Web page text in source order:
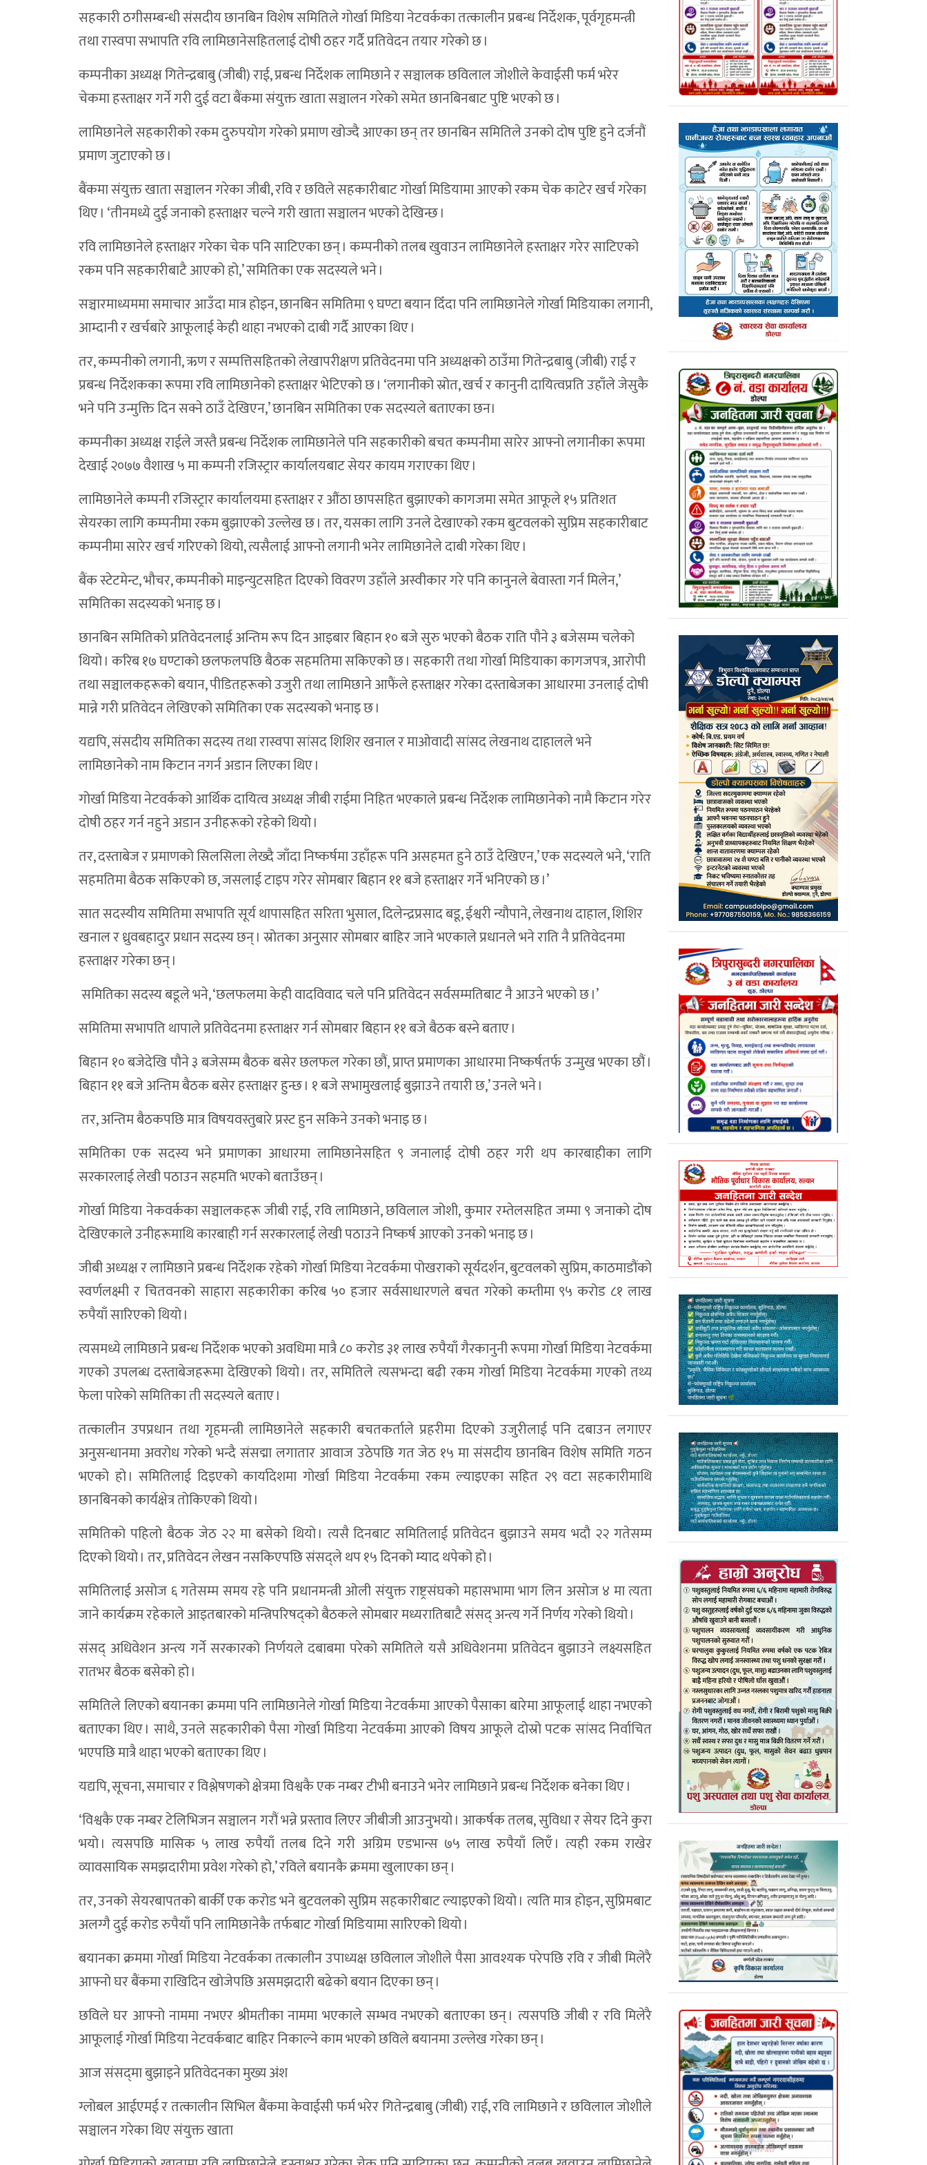
विद्यालयबाट हिँडेका बालक घर पुग्न सकेनन्, भेरी करिडोरमा मृत फेला
भेरी करिडोर डोल्पामै राख्न नेकपाको अल्टिमेटम:भ्रष्टाचार,महँगी र बेथितिविरुद्ध गर्जन
कक्षाकोठामा प्रविधिको पहुँच बढाउँदै त्रिपुरासुन्दरी, विद्यालयलाई ICT सामग्री वितरण
डोल्पामा खैरो हेरोइन जस्ताे देखिने पदार्थ र ६२ हजार ५ सय नगद सहित दुई जना पक्राउ
डाेल्पाकाे करबगाडमा फाइबर काटिँदा तीन दिन देखि टेलिकम सेवा प्रभावित
डोल्पामा बालविवाह रोकथामका लागि १२ बुँदे प्रतिबद्धता
आम्दानीले खर्च धान्न नसकेपछि छलगाड लघुजलविद्युत् वडाले सम्हाल्ने
कान्छीबजारमा ट्राफिक चेकजाँच :चालक–यात्रुलाई सचेतना
भेरी करिडोरको सडक पहिरो हटाएपछि सञ्चालनमा
भेरी करिडोरमा सुख्खा पहिरो, दुवैतर्फको यातायात ठप्प
५५ लाख ९० हजार नगद बरामद प्रकरण : स्रोत खुलेपछि यार्चा कारोबारी हाजिर जमानीमा रिहा
डोल्पोबुद्धमा स्वास्थ्य सेवाको ऐतिहासिक छलाङ : धोमा पहिलो संस्थागत सुत्केरी
एमाले डोल्पामा जिम्मेवारी हेरफेर : उपाध्यक्षमा नरबहादुर बुढा
डोल्पाको दुनैमा दोस्रो पर्यटन तथा सांस्कृतिक महोत्सव सुरु
एमाले डोल्पाका सचिवालय सदस्य टेक शाहीद्वारा पार्टीका सबै जिम्मेवारीबाट राजीनामा
नागरिकले सुरक्षा अनुभूति गर्ने वातावरण बनाउन नागरिक समाज डाेल्पाकाे आग्रह
डोल्पाको पर्यटन र स्थानीय उत्पादनको ‘ब्रान्डिङ’ गर्न दोस्रो पर्यटन तथा सांस्कृतिक महोत्सव
भेरी करिडोरमा पहिरोको कहर:सडक अवरुद्ध,यात्रु अलपत्र,आयाेजना प्रमुख सम्पर्क विहिन
ठूलीभेरीमा डिजिटल प्रणाली:अब हाजिरीमा औँठाछाप, सेवाप्रवाहमा जवाफदेहिता
डोल्पाको दुर्गम मुड्केचुलामा गाउँ प्रहरी भर्ना, चार जना नियुक्तिका लागि सिफारिस
त्रिपुरासुन्दरी–३ को वडासभा सम्पन्न : खुला बहसबाट योजना छनोट तथा बजेट विनियोजन
रंगमानको सामुदायिक वनमा बेवारिसे एकनाले भरुवा बन्दुक फेला
कर्णालीमा साउने संक्रान्ति पर्व २०८३ सम्पन्न
दुनैको मुहार फेर्न १५ करोडको योजना, मन्त्री बुढाद्वारा शिलान्यास
त्रिपुराकोटमा ५५ लाखसहित पक्राउ परेकामाथि अनुसन्धान गर्न ५ दिनको म्याद
डाेल्पा काइकेमा गुम्बातारा–कोलाताचिन–सहरतारा–तुपतारा सडक निर्माणको शिलान्यास
डोल्पामा स्रोत नखुलेको ५५ लाख ९० हजारसहित पक्राउ परेका दुई जनाको परिचय खुल्यो
डाेल्पा त्रिपुराकाेटबाट ५५ लाख रुपैयाँसहित दुई जना प्रहरी नियन्त्रणमा,स्राेतबारे अनुसन्धान जारी
डाेल्पा दुनै जाेड्ने भेरीनदिमाथि सहित भेरी करिडोरका १३ पक्की पुलको ठेक्का आह्वान
डोल्पामा सार्वजनिक सुनुवाइ: जनप्रतिनिधि अनुपस्थित, भेरी करिडोरप्रति चर्कियो आक्रोश
डोल्पामा नयाँ जिल्ला दररेट : कुशल कामदारको ज्याला रु. १,९५५ र खच्चडको मूल्य १ लाख २० हजार
विज्ञापनमा लगाइएको एकद्वार प्रणाली सर्वोच्चद्वारा खारेज
बर्ड फ्लु : लक्षण, जोखिम र रोकथामका उपाय
डोल्पा ठुलिभेरि र त्रिपुरासुन्दरीमा अझै ५१ प्रतिशत बालविवाह,९९% प्रेम सम्बन्धबाट
डाेल्पा भिजेरको पीडा: सडक छैन, सवारी छैन—स्वास्थ्य उपकरण पनि काँधमै
खर्च प्रगतिमा शे–फोक्सुण्डो अब्बल, डोल्पाका ८ स्थानीय तहमध्ये सबैभन्दा अगाडि
ठूलीभेरी नगरपालिकाको औसत खर्च ८२.४४ प्रतिशत, मुद्केचुला गाउँपालिकाको ५८.६८ प्रतिशत
जिल्ला कृषि विकास कार्यालय प्रमुख विरुद्ध भरष्टचार मुद्दा
जटिल सुत्केरी अवस्थापछि डोल्पाकी गर्भवतीको सेनाको हेलिकप्टरमार्फत सुर्खेत उद्धार
डोल्पाका दुई पालिकाकाे आर्थिक वर्षको भुक्तानी, खर्च विवरण सार्वजनिक
तीव्र गतिका कारण डोल्पामा नगर बस सडकबाट चिप्लियो, ४२ यात्रु सकुशल
डोल्पामा स्याक नेपालको काम अलपत्र, विद्यालयका शौचालय अधुरै
सामाजिक विकास कार्यालय डाेल्पाकाे ८३ प्रतिशत वित्तीय प्रगति
डोल्पामा पहिलो पटक ई–पेन्सन पट्टा सेवा सुरु, काठमाडौं धाउने बाध्यता अन्त्य
गैरीगाउँका बाढीपीडितलाई विभिन्न संस्थाकाे सहयाेग, पुनःस्थापनामा जोड
बालविवाह मुक्त अभियान:नगरप्रमुख–उपप्रमुखलाई ३२ बुँदे ध्यानाकर्षण, विद्यालयमा अन्तरक्रिया
डाेल्पा मौरेलेख जिप दुर्घटना : एकको मृत्यु, ११ घाइतेको पहिचान सार्वजनिक
बाढीमा गम्भीर घाइते रेउली विकलाई सेनाको हेलिकप्टरबाट सुर्खेत लगियो
त्रिपुरासुन्दरीमा सुरक्षित आप्रवासन कार्यक्रमको कार्यान्वयन मोडालिटीबारे अभिमुखीकरण
मध्यराति आएको बाढीमा परी डोल्पामा एक महिलाको मृत्यु, ६ जना घाइते
पशु कार्यालयद्वारा मुख्यमन्त्री उत्कृष्ट कृषक पुरस्कार : डोल्पाका तीन कृषक सम्मानित
राष्ट्रिय विज्ञापन नीति–२०८३ लागू, स्थानीय सञ्चारमाध्यमलाई प्राथमिकता
शिसाैल–ल्यासिक्याप–दुनै सडक खण्डमा नयाँ निर्माण मोडालिटी अघि बढ्दै
डोल्पामा प्रजनन स्वास्थ्य रुग्णताको समयमै पहिचानमा जोड
डाेल्पा मुड्ड्केचुला गाउँपालिकाकाे बजेट ४० करोड
डोल्पामा सञ्चार तथा पैरवी कार्यक्रम सम्पन्न,स्वास्थ्य पत्रकारितामा जोड
उत्पादनले तीन महिना पनि नधान्ने डोल्पामा रोपाइँ महोत्सवःजलवायुमैत्री खेतीमा जोड
डाेल्पामा २४ घण्टापछि बेवारिसे शव उद्धार, बेपत्ता भएका मंगले कामीको पहिचान
डाेल्पामा मोटरसाइकल दुर्घटना : ग्यारेज सञ्चालकसहित दुई जना घाइते
डोल्पाको सुलीगाड खोलामा बेवारिसे शव फेला, पहिचान खुल्न बाँकी
त्रिपुरासुन्दरीमा ३५ लाखका तीन बालमैत्री विद्यालय संरचना उद्घाटन, दिगोपना र पारदर्शितामा जोड
त्रिपुरासुन्दरीका विद्यालय र स्वास्थ्य संस्थालाई घडी, पात्रो र फ्लेक्स ब्यानर वितरण
पर्यटन र पूर्वाधारमा जोड्दै डोल्पोबुद्धको ३३ करोड २० लाख बजेट पारित
छार्काताङ्सोङ्गकाे बजेट २७ करोड ९९ लाख:‘एक गाउँ–एक उत्पादन’लाई प्राथमिकता
उत्कृष्ट कर्मचारी र विद्यालय सम्मानसँगै काईकेको ३३ करोड बजेट पारित
शे–फोक्सुण्डो गाउँपालिकाकाे ३३ करोड ५८ लाखभन्दा बढीको बजेट
त्रिपुरासुन्दरी नगरपालिकाको १५ औँ नगरसभा सम्पन्न, ५८ करोड ८७ लाखभन्दा बढीको बजेट पारित
जगदुल्ला गाउँपालिकाले ल्यायो ३० करोडभन्दा बढीको बजेट
डोल्पाकाे भेत्तीमा अवैध नदीजन्य पदार्थ उत्खनन् गर्ने चार ट्र्याक्टर नियन्त्रणमा
राष्ट्रिय पोषण लेखाजोखा कार्यशाला सम्पन्न : डाेल्पाकी गंगा ओझा सम्मानित
दुनै नयाँ सहर निर्माणमा अनियमितता आरोप असत्य : ठुलीभेरी नगरपालिका
जगदुल्ला–ए जलविद्युत् आयोजना : १२४.३५ मेगावाटको सार्वजनिक सुनुवाइ सम्पन्न
कृषि, स्वास्थ्य, शिक्षा, खानेपानी र सडकलाई प्राथमिकता दिँदै ठूलीभेरीको ५० करोड बढी बजेट
सहकारी ठगीसम्बन्धी संसदीय छानबिन विशेष समितिले गोर्खा मिडिया नेटवर्कका तत्कालीन प्रबन्ध निर्देशक, पूर्वगृहमन्त्री
तथा रास्वपा सभापति रवि लामिछानेसहितलाई दोषी ठहर गर्दै प्रतिवेदन तयार गरेको छ ।
कम्पनीका अध्यक्ष गितेन्द्रबाबु (जीबी) राई, प्रबन्ध निर्देशक लामिछाने र सञ्चालक छविलाल जोशीले केवाईसी फर्म भरेर
चेकमा हस्ताक्षर गर्ने गरी दुई वटा बैंकमा संयुक्त खाता सञ्चालन गरेको समेत छानबिनबाट पुष्टि भएको छ ।
लामिछानेले सहकारीको रकम दुरुपयोग गरेको प्रमाण खोज्दै आएका छन् तर छानबिन समितिले उनको दोष पुष्टि हुने दर्जनौं
प्रमाण जुटाएको छ ।
बैंकमा संयुक्त खाता सञ्चालन गरेका जीबी, रवि र छविले सहकारीबाट गोर्खा मिडियामा आएको रकम चेक काटेर खर्च गरेका
थिए । ‘तीनमध्ये दुई जनाको हस्ताक्षर चल्ने गरी खाता सञ्चालन भएको देखिन्छ ।
रवि लामिछानेले हस्ताक्षर गरेका चेक पनि साटिएका छन् । कम्पनीको तलब खुवाउन लामिछानेले हस्ताक्षर गरेर साटिएको
रकम पनि सहकारीबाटै आएको हो,’ समितिका एक सदस्यले भने ।
सञ्चारमाध्यममा समाचार आउँदा मात्र होइन, छानबिन समितिमा ९ घण्टा बयान दिँदा पनि लामिछानेले गोर्खा मिडियाका लगानी,
आम्दानी र खर्चबारे आफूलाई केही थाहा नभएको दाबी गर्दै आएका थिए ।
तर, कम्पनीको लगानी, ऋण र सम्पत्तिसहितको लेखापरीक्षण प्रतिवेदनमा पनि अध्यक्षको ठाउँमा गितेन्द्रबाबु (जीबी) राई र
प्रबन्ध निर्देशकका रूपमा रवि लामिछानेको हस्ताक्षर भेटिएको छ । ‘लगानीको स्रोत, खर्च र कानुनी दायित्वप्रति उहाँले जेसुकै
भने पनि उन्मुक्ति दिन सक्ने ठाउँ देखिएन,’ छानबिन समितिका एक सदस्यले बताएका छन।
कम्पनीका अध्यक्ष राईले जस्तै प्रबन्ध निर्देशक लामिछानेले पनि सहकारीको बचत कम्पनीमा सारेर आफ्नो लगानीका रूपमा
देखाई २०७७ वैशाख ५ मा कम्पनी रजिस्ट्रार कार्यालयबाट सेयर कायम गराएका थिए ।
लामिछानेले कम्पनी रजिस्ट्रार कार्यालयमा हस्ताक्षर र औंठा छापसहित बुझाएको कागजमा समेत आफूले १५ प्रतिशत
सेयरका लागि कम्पनीमा रकम बुझाएको उल्लेख छ । तर, यसका लागि उनले देखाएको रकम बुटवलको सुप्रिम सहकारीबाट
कम्पनीमा सारेर खर्च गरिएको थियो, त्यसैलाई आफ्नो लगानी भनेर लामिछानेले दाबी गरेका थिए ।
बैंक स्टेटमेन्ट, भौचर, कम्पनीको माइन्युटसहित दिएको विवरण उहाँले अस्वीकार गरे पनि कानुनले बेवास्ता गर्न मिलेन,’
समितिका सदस्यको भनाइ छ ।
छानबिन समितिको प्रतिवेदनलाई अन्तिम रूप दिन आइबार बिहान १० बजे सुरु भएको बैठक राति पौने ३ बजेसम्म चलेको
थियो । करिब १७ घण्टाको छलफलपछि बैठक सहमतिमा सकिएको छ । सहकारी तथा गोर्खा मिडियाका कागजपत्र, आरोपी
तथा सञ्चालकहरूको बयान, पीडितहरूको उजुरी तथा लामिछाने आफैंले हस्ताक्षर गरेका दस्ताबेजका आधारमा उनलाई दोषी
मान्ने गरी प्रतिवेदन लेखिएको समितिका एक सदस्यको भनाइ छ ।
यद्यपि, संसदीय समितिका सदस्य तथा रास्वपा सांसद शिशिर खनाल र माओवादी सांसद लेखनाथ दाहालले भने
लामिछानेको नाम किटान नगर्न अडान लिएका थिए ।
गोर्खा मिडिया नेटवर्कको आर्थिक दायित्व अध्यक्ष जीबी राईमा निहित भएकाले प्रबन्ध निर्देशक लामिछानेको नामै किटान गरेर
दोषी ठहर गर्न नहुने अडान उनीहरूको रहेको थियो ।
तर, दस्ताबेज र प्रमाणको सिलसिला लेख्दै जाँदा निष्कर्षमा उहाँहरू पनि असहमत हुने ठाउँ देखिएन,’ एक सदस्यले भने, ‘राति
सहमतिमा बैठक सकिएको छ, जसलाई टाइप गरेर सोमबार बिहान ११ बजे हस्ताक्षर गर्ने भनिएको छ ।’
सात सदस्यीय समितिमा सभापति सूर्य थापासहित सरिता भुसाल, दिलेन्द्रप्रसाद बडू, ईश्वरी न्यौपाने, लेखनाथ दाहाल, शिशिर
खनाल र ध्रुवबहादुर प्रधान सदस्य छन् । स्रोतका अनुसार सोमबार बाहिर जाने भएकाले प्रधानले भने राति नै प्रतिवेदनमा
हस्ताक्षर गरेका छन् ।
समितिका सदस्य बडूले भने, ‘छलफलमा केही वादविवाद चले पनि प्रतिवेदन सर्वसम्मतिबाट नै आउने भएको छ ।’
समितिमा सभापति थापाले प्रतिवेदनमा हस्ताक्षर गर्न सोमबार बिहान ११ बजे बैठक बस्ने बताए ।
बिहान १० बजेदेखि पौने ३ बजेसम्म बैठक बसेर छलफल गरेका छौं, प्राप्त प्रमाणका आधारमा निष्कर्षतर्फ उन्मुख भएका छौं ।
बिहान ११ बजे अन्तिम बैठक बसेर हस्ताक्षर हुन्छ । १ बजे सभामुखलाई बुझाउने तयारी छ,’ उनले भने ।
तर, अन्तिम बैठकपछि मात्र विषयवस्तुबारे प्रस्ट हुन सकिने उनको भनाइ छ ।
समितिका एक सदस्य भने प्रमाणका आधारमा लामिछानेसहित ९ जनालाई दोषी ठहर गरी थप कारबाहीका लागि
सरकारलाई लेखी पठाउन सहमति भएको बताउँछन् ।
गोर्खा मिडिया नेकवर्कका सञ्चालकहरू जीबी राई, रवि लामिछाने, छविलाल जोशी, कुमार रम्तेलसहित जम्मा ९ जनाको दोष
देखिएकाले उनीहरूमाथि कारबाही गर्न सरकारलाई लेखी पठाउने निष्कर्ष आएको उनको भनाइ छ ।
जीबी अध्यक्ष र लामिछाने प्रबन्ध निर्देशक रहेको गोर्खा मिडिया नेटवर्कमा पोखराको सूर्यदर्शन, बुटवलको सुप्रिम, काठमाडौंको
स्वर्णलक्ष्मी र चितवनको साहारा सहकारीका करिब ५० हजार सर्वसाधारणले बचत गरेको कम्तीमा ९५ करोड ८१ लाख
रुपैयाँ सारिएको थियो ।
त्यसमध्ये लामिछाने प्रबन्ध निर्देशक भएको अवधिमा मात्रै ८० करोड ३१ लाख रुपैयाँ गैरकानुनी रूपमा गोर्खा मिडिया नेटवर्कमा
गएको उपलब्ध दस्ताबेजहरूमा देखिएको थियो । तर, समितिले त्यसभन्दा बढी रकम गोर्खा मिडिया नेटवर्कमा गएको तथ्य
फेला पारेको समितिका ती सदस्यले बताए ।
तत्कालीन उपप्रधान तथा गृहमन्त्री लामिछानेले सहकारी बचतकर्ताले प्रहरीमा दिएको उजुरीलाई पनि दबाउन लगाएर
अनुसन्धानमा अवरोध गरेको भन्दै संसद्मा लगातार आवाज उठेपछि गत जेठ १५ मा संसदीय छानबिन विशेष समिति गठन
भएको हो । समितिलाई दिइएको कार्यादेशमा गोर्खा मिडिया नेटवर्कमा रकम ल्याइएका सहित २९ वटा सहकारीमाथि
छानबिनको कार्यक्षेत्र तोकिएको थियो ।
समितिको पहिलो बैठक जेठ २२ मा बसेको थियो । त्यसै दिनबाट समितिलाई प्रतिवेदन बुझाउने समय भदौ २२ गतेसम्म
दिएको थियो । तर, प्रतिवेदन लेखन नसकिएपछि संसद्ले थप १५ दिनको म्याद थपेको हो ।
समितिलाई असोज ६ गतेसम्म समय रहे पनि प्रधानमन्त्री ओली संयुक्त राष्ट्रसंघको महासभामा भाग लिन असोज ४ मा त्यता
जाने कार्यक्रम रहेकाले आइतबारको मन्त्रिपरिषद्को बैठकले सोमबार मध्यरातिबाटै संसद् अन्त्य गर्ने निर्णय गरेको थियो ।
संसद् अधिवेशन अन्त्य गर्ने सरकारको निर्णयले दबाबमा परेको समितिले यसै अधिवेशनमा प्रतिवेदन बुझाउने लक्ष्यसहित
रातभर बैठक बसेको हो ।
समितिले लिएको बयानका क्रममा पनि लामिछानेले गोर्खा मिडिया नेटवर्कमा आएको पैसाका बारेमा आफूलाई थाहा नभएको
बताएका थिए । साथै, उनले सहकारीको पैसा गोर्खा मिडिया नेटवर्कमा आएको विषय आफूले दोस्रो पटक सांसद निर्वाचित
भएपछि मात्रै थाहा भएको बताएका थिए ।
यद्यपि, सूचना, समाचार र विश्लेषणको क्षेत्रमा विश्वकै एक नम्बर टीभी बनाउने भनेर लामिछाने प्रबन्ध निर्देशक बनेका थिए ।
‘विश्वकै एक नम्बर टेलिभिजन सञ्चालन गरौं भन्ने प्रस्ताव लिएर जीबीजी आउनुभयो । आकर्षक तलब, सुविधा र सेयर दिने कुरा
भयो । त्यसपछि मासिक ५ लाख रुपैयाँ तलब दिने गरी अग्रिम एडभान्स ७५ लाख रुपैयाँ लिएँ । त्यही रकम राखेर
व्यावसायिक समझदारीमा प्रवेश गरेको हो,’ रविले बयानकै क्रममा खुलाएका छन् ।
तर, उनको सेयरबापतको बाकीँ एक करोड भने बुटवलको सुप्रिम सहकारीबाट ल्याइएको थियो । त्यति मात्र होइन, सुप्रिमबाट
अलग्गै दुई करोड रुपैयाँ पनि लामिछानेकै तर्फबाट गोर्खा मिडियामा सारिएको थियो ।
बयानका क्रममा गोर्खा मिडिया नेटवर्कका तत्कालीन उपाध्यक्ष छविलाल जोशीले पैसा आवश्यक परेपछि रवि र जीबी मिलेरै
आफ्नो घर बैंकमा राखिदिन खोजेपछि असमझदारी बढेको बयान दिएका छन् ।
छविले घर आफ्नो नाममा नभएर श्रीमतीका नाममा भएकाले सम्भव नभएको बताएका छन् । त्यसपछि जीबी र रवि मिलेरै
आफूलाई गोर्खा मिडिया नेटवर्कबाट बाहिर निकाल्ने काम भएको छविले बयानमा उल्लेख गरेका छन् ।
आज संसद्‍मा बुझाइने प्रतिवेदनका मुख्य अंश
ग्लोबल आईएमई र तत्कालीन सिभिल बैंकमा केवाईसी फर्म भरेर गितेन्द्रबाबु (जीबी) राई, रवि लामिछाने र छविलाल जोशीले
सञ्चालन गरेका थिए संयुक्त खाता